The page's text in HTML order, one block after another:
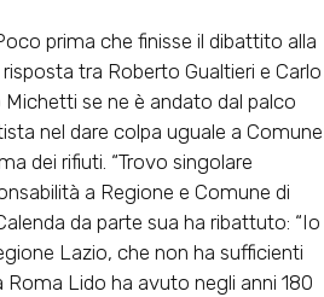
prima che finisse il dibattito alla
tra Roberto Gualtieri e Carlo
se ne è andato dal palco
nel dare colpa uguale a Comune
dei rifiuti. “Trovo singolare
a Regione e Comune di
da parte sua ha ribattuto: “Io
Lazio, che non ha sufficienti
Lido ha avuto negli anni 180